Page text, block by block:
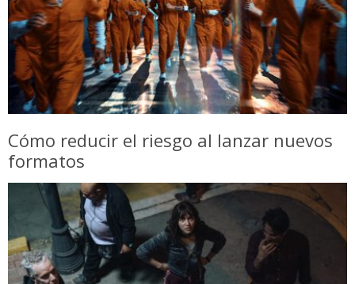
Cómo reducir el riesgo al lanzar nuevos
formatos